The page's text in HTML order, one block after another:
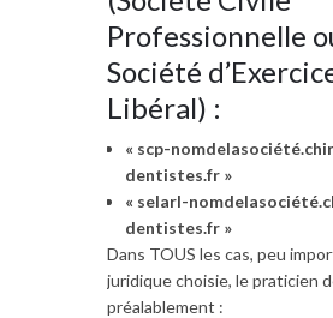
Professionnelle
Société
Libéral) :
« scp-
dentistes.fr »
« selarl-
dentistes.fr »
Dans TOUS les cas, peu
juridique choisie, le praticien
préalablement :